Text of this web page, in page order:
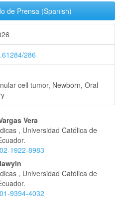
de Prensa (Spanish)
286
cell tumor, Newborn, Oral
Vera
, Universidad Católica de
1922-8983
, Universidad Católica de
9394-4032